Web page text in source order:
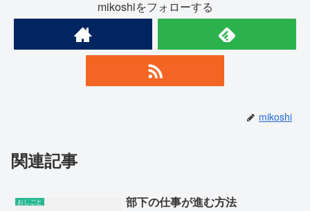
mikoshiをフォローする
mikoshi
関連記事
おしごと 部下の仕事が進む方法